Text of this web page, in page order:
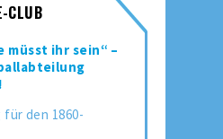
CLUB
müsst ihr sein“ –
den 1860-